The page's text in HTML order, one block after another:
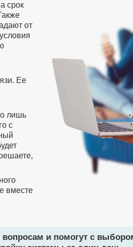
срок
от
Ее
лишь
с
вместе
и помогут с